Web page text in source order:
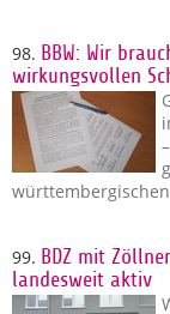
98. BBW: Wir
wirkungsvollen
99. BDZ mit
landesweit aktiv